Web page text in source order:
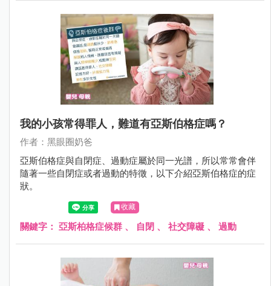
我的小孩常得罪人，難道有亞斯伯格症嗎？
作者：黑眼圈奶爸
亞斯伯格症與自閉症、過動症屬於同一光譜，所以常常會伴
隨著一些自閉症或者過動的特徵，以下介紹亞斯伯格症的症
狀。
收藏
關鍵字： 亞斯柏格症候群 、 自閉 、 社交障礙 、 過動